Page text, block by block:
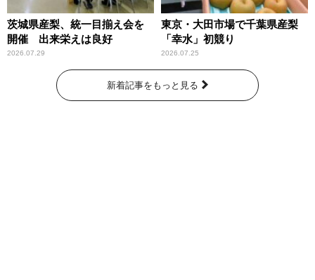
茨城県産梨、統一目揃え会を
開催 出来栄えは良好
2026.07.29
東京・大田市場で千葉県産梨
「幸水」初競り
2026.07.25
新着記事をもっと見る